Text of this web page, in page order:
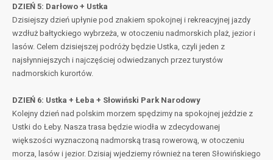
DZIEŃ 5: Darłowo + Ustka
Dzisiejszy dzień upłynie pod znakiem spokojnej i rekreacyjnej jazdy
wzdłuż bałtyckiego wybrzeża, w otoczeniu nadmorskich plaż, jezior i
lasów. Celem dzisiejszej podróży będzie Ustka, czyli jeden z
najsłynniejszych i najczęściej odwiedzanych przez turystów
nadmorskich kurortów.
DZIEŃ 6: Ustka + Łeba + Słowiński Park Narodowy
Kolejny dzień nad polskim morzem spędzimy na spokojnej jeździe z
Ustki do Łeby. Nasza trasa będzie wiodła w zdecydowanej
większości wyznaczoną nadmorską trasą rowerową, w otoczeniu
morza, lasów i jezior. Dzisiaj wjedziemy również na teren Słowińskiego